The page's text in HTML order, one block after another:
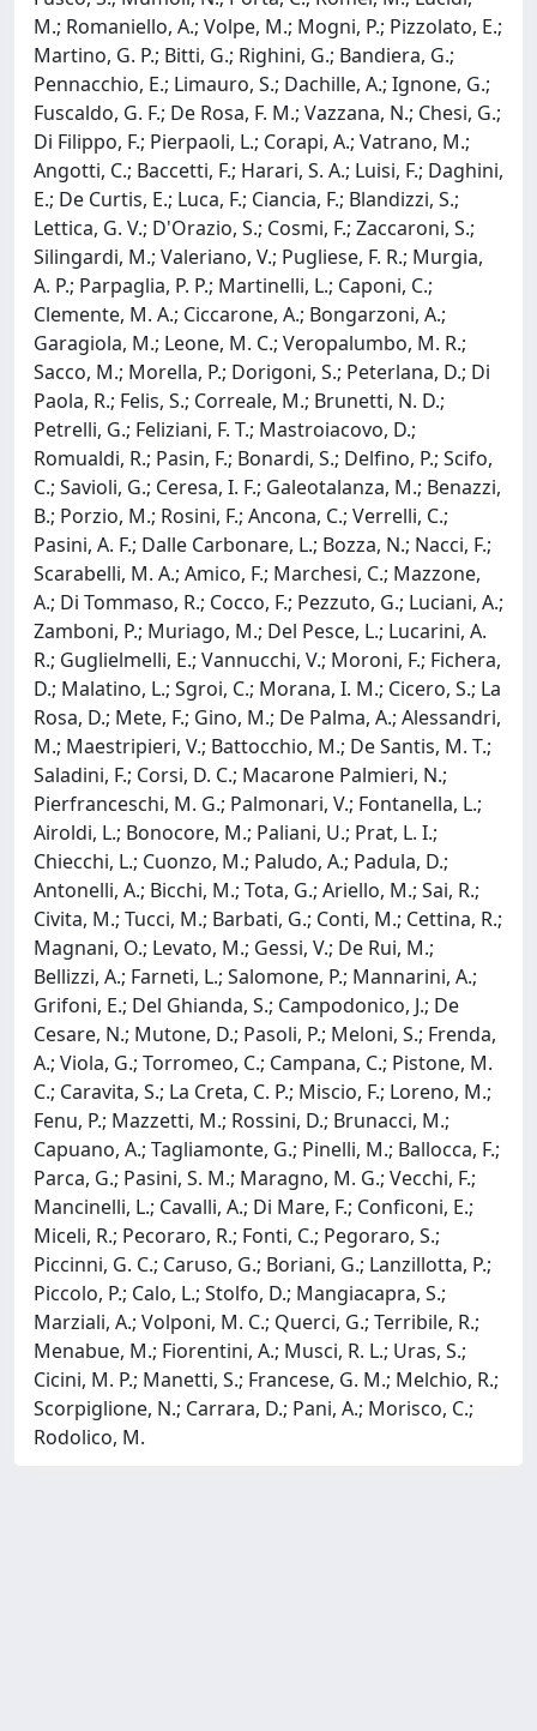
M.; Romaniello, A.; Volpe, M.; Mogni, P.; Pizzolato, E.;
Martino, G. P.; Bitti, G.; Righini, G.; Bandiera, G.;
Pennacchio, E.; Limauro, S.; Dachille, A.; Ignone, G.;
Fuscaldo, G. F.; De Rosa, F. M.; Vazzana, N.; Chesi, G.;
Di Filippo, F.; Pierpaoli, L.; Corapi, A.; Vatrano, M.;
Angotti, C.; Baccetti, F.; Harari, S. A.; Luisi, F.; Daghini,
E.; De Curtis, E.; Luca, F.; Ciancia, F.; Blandizzi, S.;
Lettica, G. V.; D'Orazio, S.; Cosmi, F.; Zaccaroni, S.;
Silingardi, M.; Valeriano, V.; Pugliese, F. R.; Murgia,
A. P.; Parpaglia, P. P.; Martinelli, L.; Caponi, C.;
Clemente, M. A.; Ciccarone, A.; Bongarzoni, A.;
Garagiola, M.; Leone, M. C.; Veropalumbo, M. R.;
Sacco, M.; Morella, P.; Dorigoni, S.; Peterlana, D.; Di
Paola, R.; Felis, S.; Correale, M.; Brunetti, N. D.;
Petrelli, G.; Feliziani, F. T.; Mastroiacovo, D.;
Romualdi, R.; Pasin, F.; Bonardi, S.; Delfino, P.; Scifo,
C.; Savioli, G.; Ceresa, I. F.; Galeotalanza, M.; Benazzi,
B.; Porzio, M.; Rosini, F.; Ancona, C.; Verrelli, C.;
Pasini, A. F.; Dalle Carbonare, L.; Bozza, N.; Nacci, F.;
Scarabelli, M. A.; Amico, F.; Marchesi, C.; Mazzone,
A.; Di Tommaso, R.; Cocco, F.; Pezzuto, G.; Luciani, A.;
Zamboni, P.; Muriago, M.; Del Pesce, L.; Lucarini, A.
R.; Guglielmelli, E.; Vannucchi, V.; Moroni, F.; Fichera,
D.; Malatino, L.; Sgroi, C.; Morana, I. M.; Cicero, S.; La
Rosa, D.; Mete, F.; Gino, M.; De Palma, A.; Alessandri,
M.; Maestripieri, V.; Battocchio, M.; De Santis, M. T.;
Saladini, F.; Corsi, D. C.; Macarone Palmieri, N.;
Pierfranceschi, M. G.; Palmonari, V.; Fontanella, L.;
Airoldi, L.; Bonocore, M.; Paliani, U.; Prat, L. I.;
Chiecchi, L.; Cuonzo, M.; Paludo, A.; Padula, D.;
Antonelli, A.; Bicchi, M.; Tota, G.; Ariello, M.; Sai, R.;
Civita, M.; Tucci, M.; Barbati, G.; Conti, M.; Cettina, R.;
Magnani, O.; Levato, M.; Gessi, V.; De Rui, M.;
Bellizzi, A.; Farneti, L.; Salomone, P.; Mannarini, A.;
Grifoni, E.; Del Ghianda, S.; Campodonico, J.; De
Cesare, N.; Mutone, D.; Pasoli, P.; Meloni, S.; Frenda,
A.; Viola, G.; Torromeo, C.; Campana, C.; Pistone, M.
C.; Caravita, S.; La Creta, C. P.; Miscio, F.; Loreno, M.;
Fenu, P.; Mazzetti, M.; Rossini, D.; Brunacci, M.;
Capuano, A.; Tagliamonte, G.; Pinelli, M.; Ballocca, F.;
Parca, G.; Pasini, S. M.; Maragno, M. G.; Vecchi, F.;
Mancinelli, L.; Cavalli, A.; Di Mare, F.; Conficoni, E.;
Miceli, R.; Pecoraro, R.; Fonti, C.; Pegoraro, S.;
Piccinni, G. C.; Caruso, G.; Boriani, G.; Lanzillotta, P.;
Piccolo, P.; Calo, L.; Stolfo, D.; Mangiacapra, S.;
Marziali, A.; Volponi, M. C.; Querci, G.; Terribile, R.;
Menabue, M.; Fiorentini, A.; Musci, R. L.; Uras, S.;
Cicini, M. P.; Manetti, S.; Francese, G. M.; Melchio, R.;
Scorpiglione, N.; Carrara, D.; Pani, A.; Morisco, C.;
Rodolico, M.